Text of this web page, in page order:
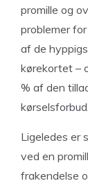
promille og
problemer
af de
kørekortet –
% af den
Ligeledes er
ved en
frakendelse